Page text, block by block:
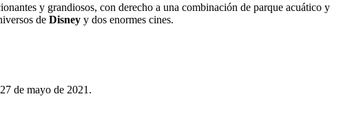
y grandiosos, con derecho a una combinación de parque acuático y
de Disney y dos enormes cines.
de mayo de 2021.